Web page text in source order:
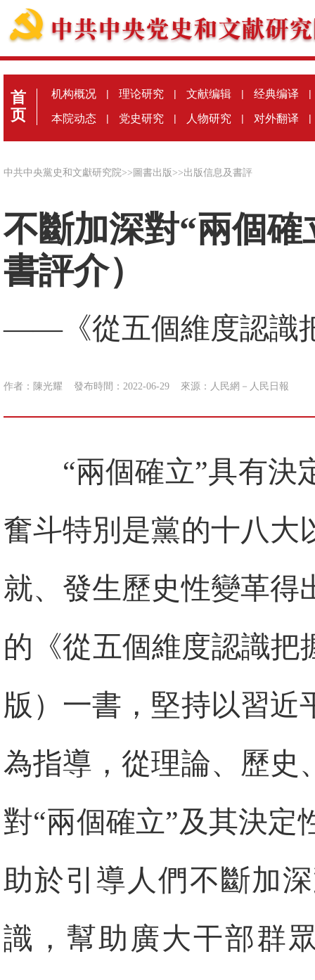
首
页
机构概况 | 理论研究 | 文献编辑 | 经典编译 |
本院动态 | 党史研究 | 人物研究 | 对外翻译 |
中共中央黨史和文獻研究院>> 圖書出版 >>出版信息及書評
不斷加深對“兩個
書評介）
——《從五個維度認識
作者：陳光耀 發布時間：2022-06-29 來源： 人民網－人民日報
“兩個確立”具有決
奮斗特別是黨的十八大
就、發生歷史性變革得
的《從五個維度認識把
版）一書，堅持以習近
為指導，從理論、歷史
對“兩個確立”及其決定
助於引導人們不斷加
識，幫助廣大干部群